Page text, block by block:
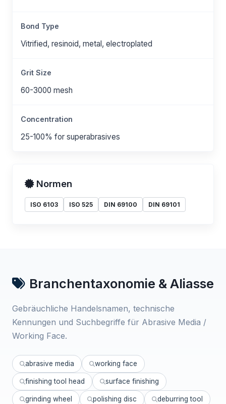
Bond Type
Vitrified, resinoid, metal, electroplated
Grit Size
60-3000 mesh
Concentration
25-100% for superabrasives
Normen
ISO 6103 ISO 525 DIN 69100 DIN 69101
Branchentaxonomie & Aliasse
Gebräuchliche Handelsnamen, technische
Kennungen und Suchbegriffe für Abrasive Media /
Working Face.
abrasive media working face
finishing tool head surface finishing
grinding wheel polishing disc deburring tool